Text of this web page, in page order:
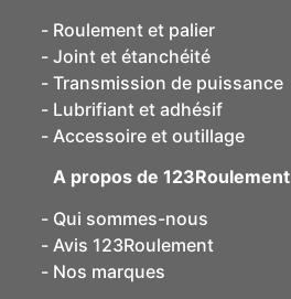
Roulement et palier
Joint et étanchéité
Transmission de puissance
Lubrifiant et adhésif
Accessoire et outillage
A propos de 123Roulement
Qui sommes-nous
Avis 123Roulement
Nos marques